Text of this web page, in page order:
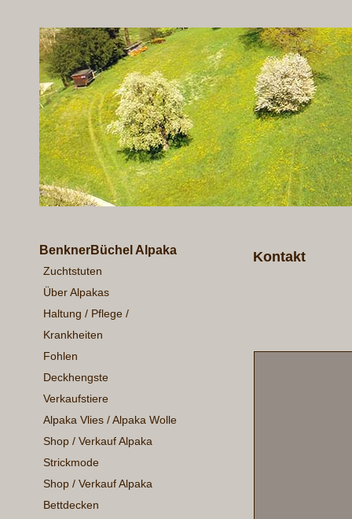
BenknerBüchel Alpaka
Zuchtstuten
Über Alpakas
Haltung / Pflege /
Krankheiten
Fohlen
Deckhengste
Verkaufstiere
Alpaka Vlies / Alpaka Wolle
Shop / Verkauf Alpaka
Strickmode
Shop / Verkauf Alpaka
Bettdecken
Kontakt